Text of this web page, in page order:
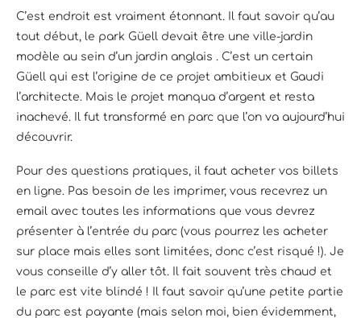
C’est endroit est vraiment étonnant. Il faut savoir qu’au
tout début, le park Güell devait être une ville-jardin
modèle au sein d’un jardin anglais . C’est un certain
Güell qui est l’origine de ce projet ambitieux et Gaudi
l’architecte. Mais le projet manqua d’argent et resta
inachevé. Il fut transformé en parc que l’on va aujourd’hui
découvrir.
Pour des questions pratiques, il faut acheter vos billets
en ligne. Pas besoin de les imprimer, vous recevrez un
email avec toutes les informations que vous devrez
présenter à l’entrée du parc (vous pourrez les acheter
sur place mais elles sont limitées, donc c’est risqué !). Je
vous conseille d’y aller tôt. Il fait souvent très chaud et
le parc est vite blindé ! Il faut savoir qu’une petite partie
du parc est payante (mais selon moi, bien évidemment,